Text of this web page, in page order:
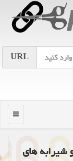
URL
منو
های